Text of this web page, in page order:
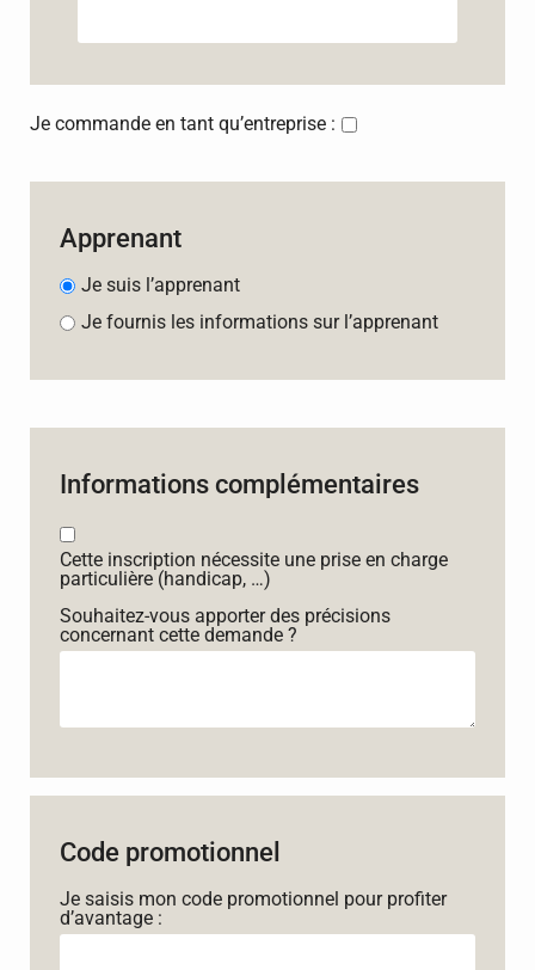
Je commande en tant qu’entreprise :
Apprenant
Je suis l’apprenant
Je fournis les informations sur l’apprenant
Informations complémentaires
Cette inscription nécessite une prise en charge
particulière (handicap, …)
Souhaitez-vous apporter des précisions
concernant cette demande ?
Code promotionnel
Je saisis mon code promotionnel pour profiter
d’avantage :